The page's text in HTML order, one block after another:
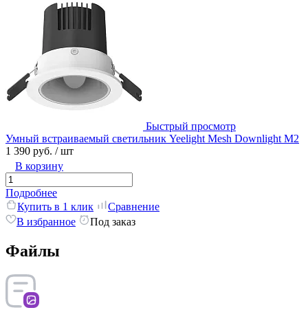
Быстрый просмотр
Умный встраиваемый светильник Yeelight Mesh Downlight M2
1 390 руб. / шт
В корзину
Подробнее
Купить в 1 клик
Сравнение
В избранное
Под заказ
Файлы